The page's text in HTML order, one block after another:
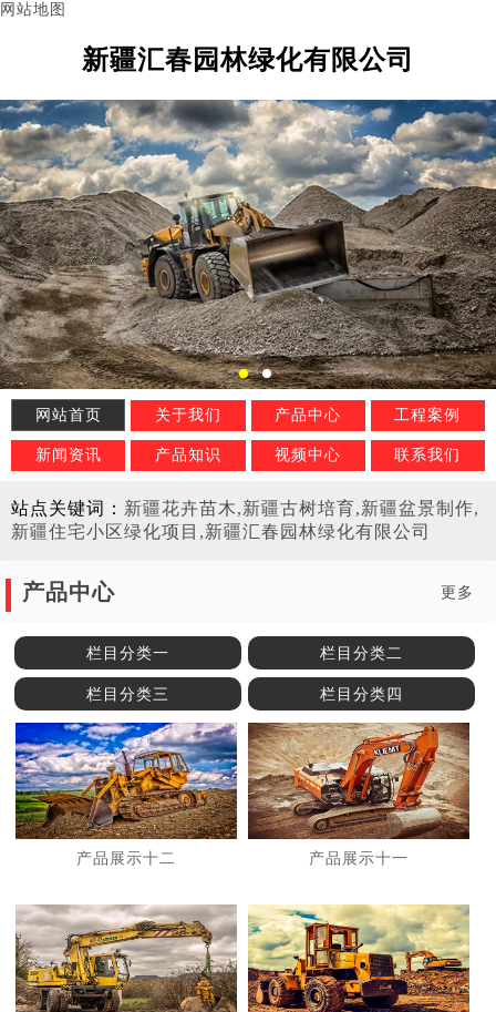
网站地图
新疆汇春园林绿化有限公司
网站首页 关于我们 产品中心 工程案例
新闻资讯 产品知识 视频中心 联系我们
站点关键词： 新疆花卉苗木,新疆古树培育,新疆盆景制作,
新疆住宅小区绿化项目,新疆汇春园林绿化有限公司
产品中心 更多
栏目分类一 栏目分类二
栏目分类三 栏目分类四
产品展示十二 产品展示十一